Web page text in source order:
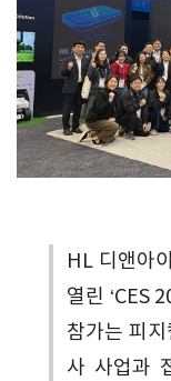
HL 디앤아
열린 ‘CES
참가는 피
사 사업과